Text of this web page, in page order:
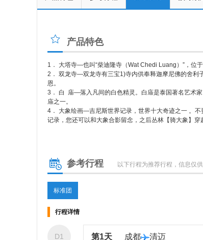
产品特色
1． 大塔寺—也叫“柴迪隆寺（Wat Chedi Luang）”，位
2． 双龙寺—双龙寺有三宝1)寺内供奉释迦摩尼佛的舍利
恩。
3． 白 庙—落入凡间的白色精灵。白庙是泰国著名艺术
庙之一。
4． 大象绘画—吉尼斯世界记录，世界十大奇迹之一 。
记录，您还可以和大象合影留念，之后丛林【骑大
参考行程 以下行程为推荐行程，信息仅
标准团
行程详情
D1 第1天 成都 清迈